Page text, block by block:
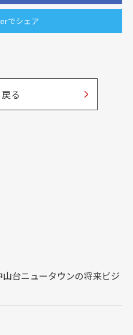
でシェア
る
台ニュータウンの将来ビジ